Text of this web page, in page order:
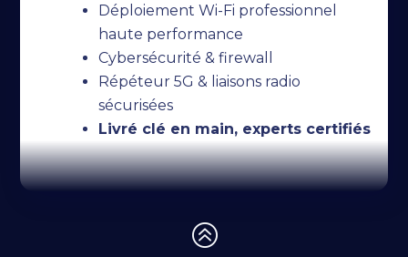
Déploiement Wi-Fi professionnel
haute performance
Cybersécurité & firewall
Répéteur 5G & liaisons radio
sécurisées
Livré clé en main, experts certifiés
>